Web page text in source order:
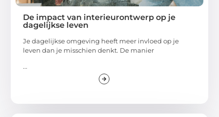
De impact van interieurontwerp op je
dagelijkse leven
Je dagelijkse omgeving heeft meer invloed op je
leven dan je misschien denkt. De manier
...